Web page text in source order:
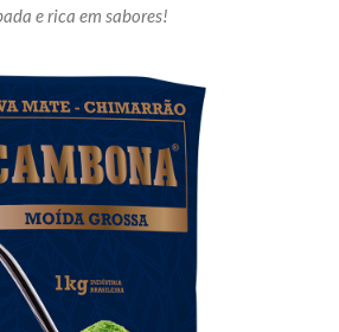
e rica em sabores!